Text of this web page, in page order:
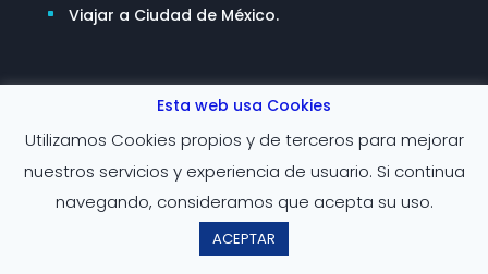
Viajar a Ciudad de México.




Esta web usa Cookies
Utilizamos Cookies propios y de terceros para mejorar
nuestros servicios y experiencia de usuario. Si continua
navegando, consideramos que acepta su uso.
ACEPTAR